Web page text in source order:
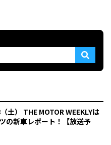
土） THE MOTOR WEEKLYは
の新車レポート！【放送予